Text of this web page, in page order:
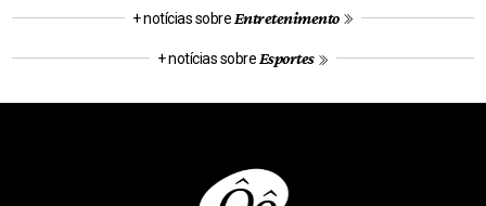
+ notícias sobre Entretenimento
+ notícias sobre Esportes